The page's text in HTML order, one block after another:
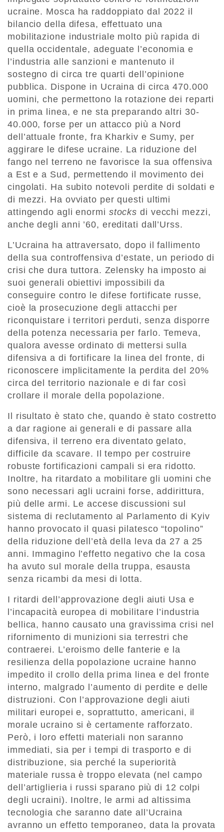
ucraine. Mosca ha raddoppiato dal 2022 il
bilancio della difesa, effettuato una
mobilitazione industriale molto più rapida di
quella occidentale, adeguate l’economia e
l’industria alle sanzioni e mantenuto il
sostegno di circa tre quarti dell’opinione
pubblica. Dispone in Ucraina di circa 470.000
uomini, che permettono la rotazione dei reparti
in prima linea, e ne sta preparando altri 30-
40.000, forse per un attacco più a Nord
dell’attuale fronte, fra Kharkiv e Sumy, per
aggirare le difese ucraine. La riduzione del
fango nel terreno ne favorisce la sua offensiva
a Est e a Sud, permettendo il movimento dei
cingolati. Ha subito notevoli perdite di soldati e
di mezzi. Ha ovviato per questi ultimi
attingendo agli enormi stocks di vecchi mezzi,
anche degli anni ’60, ereditati dall’Urss.
L’Ucraina ha attraversato, dopo il fallimento
della sua controffensiva d’estate, un periodo di
crisi che dura tuttora. Zelensky ha imposto ai
suoi generali obiettivi impossibili da
conseguire contro le difese fortificate russe,
cioè la prosecuzione degli attacchi per
riconquistare i territori perduti, senza disporre
della potenza necessaria per farlo. Temeva,
qualora avesse ordinato di mettersi sulla
difensiva a di fortificare la linea del fronte, di
riconoscere implicitamente la perdita del 20%
circa del territorio nazionale e di far così
crollare il morale della popolazione.
Il risultato è stato che, quando è stato costretto
a dar ragione ai generali e di passare alla
difensiva, il terreno era diventato gelato,
difficile da scavare. Il tempo per costruire
robuste fortificazioni campali si era ridotto.
Inoltre, ha ritardato a mobilitare gli uomini che
sono necessari agli ucraini forse, addirittura,
più delle armi. Le accese discussioni sul
sistema di reclutamento al Parlamento di Kyiv
hanno provocato il quasi pilatesco “topolino”
della riduzione dell’età della leva da 27 a 25
anni. Immagino l’effetto negativo che la cosa
ha avuto sul morale della truppa, esausta
senza ricambi da mesi di lotta.
I ritardi dell’approvazione degli aiuti Usa e
l’incapacità europea di mobilitare l’industria
bellica, hanno causato una gravissima crisi nel
rifornimento di munizioni sia terrestri che
contraerei. L’eroismo delle fanterie e la
resilienza della popolazione ucraine hanno
impedito il crollo della prima linea e del fronte
interno, malgrado l’aumento di perdite e delle
distruzioni. Con l’approvazione degli aiuti
militari europei e, soprattutto, americani, il
morale ucraino si è certamente rafforzato.
Però, i loro effetti materiali non saranno
immediati, sia per i tempi di trasporto e di
distribuzione, sia perché la superiorità
materiale russa è troppo elevata (nel campo
dell’artiglieria i russi sparano più di 12 colpi
degli ucraini). Inoltre, le armi ad altissima
tecnologia che saranno date all’Ucraina
avranno un effetto temporaneo, data la provata